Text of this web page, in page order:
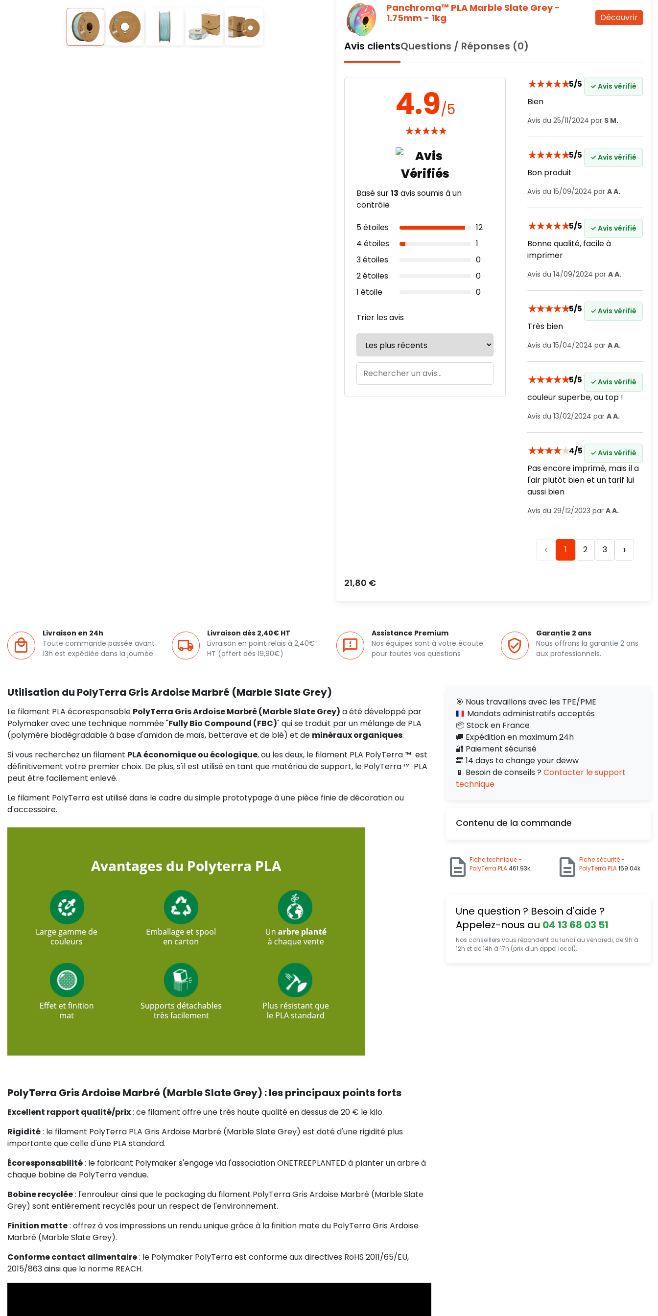
Découvrir
Panchroma™ PLA Marble Slate Grey -
1.75mm - 1kg
Avis clientsQuestions / Réponses (0)
4.9/5
★★★★★
Basé sur13 avis soumis à un
contrôle
5 étoiles
12
4 étoiles
1
3 étoiles
0
2 étoiles
0
1 étoile
0
Trier les avis
★★★★★5/5 ✓ Avis vérifié
Bien
Avis du 25/11/2024 par S M.
★★★★★5/5 ✓ Avis vérifié
Bon produit
Avis du 15/09/2024 par A A.
★★★★★5/5 ✓ Avis vérifié
Bonne qualité, facile à
imprimer
Avis du 14/09/2024 par A A.
★★★★★5/5 ✓ Avis vérifié
Très bien
Avis du 15/04/2024 par A A.
★★★★★5/5 ✓ Avis vérifié
couleur superbe, au top !
Avis du 13/02/2024 par A A.
★★★★★4/5 ✓ Avis vérifié
Pas encore imprimé, mais il a
l'air plutôt bien et un tarif lui
aussi bien
Avis du 29/12/2023 par A A.
‹ 1 2 3 ›
Prix
21,80 €
Livraison en 24h
Toute commande passée avant
13h est expédiée dans la journée
Livraison dès 2,40€ HT
Livraison en point relais à 2,40€
HT (offert dès 19,90€)
Assistance Premium
Nos équipes sont à votre écoute
pour toutes vos questions
Garantie 2 ans
Nous offrons la garantie 2 ans
aux professionnels.
Utilisation du PolyTerra Gris Ardoise Marbré (Marble Slate Grey)
Le filament PLA écoresponsable PolyTerra Gris Ardoise Marbré (Marble Slate Grey) a été développé par
Polymaker avec une technique nommée "Fully Bio Compound (FBC)" qui se traduit par un mélange de PLA
(polymère biodégradable à base d'amidon de maïs, betterave et de blé) et de minéraux organiques.
Si vous recherchez un filament PLA économique ou écologique, ou les deux, le filament PLA PolyTerra ™ ️ est
définitivement votre premier choix. De plus, s'il est utilisé en tant que matériau de support, le PolyTerra ™ ️ PLA
peut être facilement enlevé.
Le filament PolyTerra est utilisé dans le cadre du simple prototypage à une pièce finie de décoration ou
d'accessoire.
PolyTerra Gris Ardoise Marbré (Marble Slate Grey) : les principaux points forts
Excellent rapport qualité/prix: ce filament offre une très haute qualité en dessus de 20 € le kilo.
Rigidité: le filament PolyTerra PLA Gris Ardoise Marbré (Marble Slate Grey) est doté d'une rigidité plus
importante que celle d'une PLA standard.
Écoresponsabilité: le fabricant Polymaker s'engage via l'association ONETREEPLANTED à planter un arbre à
chaque bobine de PolyTerra vendue.
Bobine recyclée: l'enrouleur ainsi que le packaging du filament PolyTerra Gris Ardoise Marbré (Marble Slate
Grey) sont entièrement recyclés pour un respect de l'environnement.
Finition matte: offrez à vos impressions un rendu unique grâce à la finition mate du PolyTerra Gris Ardoise
Marbré (Marble Slate Grey).
Conforme contact alimentaire: le Polymaker PolyTerra est conforme aux directives RoHS 2011/65/EU,
2015/863 ainsi que la norme REACH.
🎯 Nous travaillons avec les TPE/PME
Mandats administratifs acceptés
📦 Stock en France
🚚 Expédition en maximum 24h
🔐 Paiement sécurisé
🔙 14 days to change your deww
📱 Besoin de conseils ? Contacter le support
technique
Contenu de la commande
Fiche technique -
PolyTerra PLA461.93k
Fiche sécurité -
PolyTerra PLA159.04k
Une question ? Besoin d'aide ?
Appelez-nous au 04 13 68 03 51
Nos conseillers vous répondent du lundi au vendredi, de 9h à
12h et de 14h à 17h (prix d'un appel local).